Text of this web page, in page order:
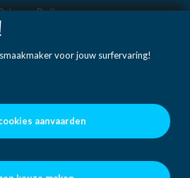
voor jouw surfervaring!
aanvaarden
Policy
Policy